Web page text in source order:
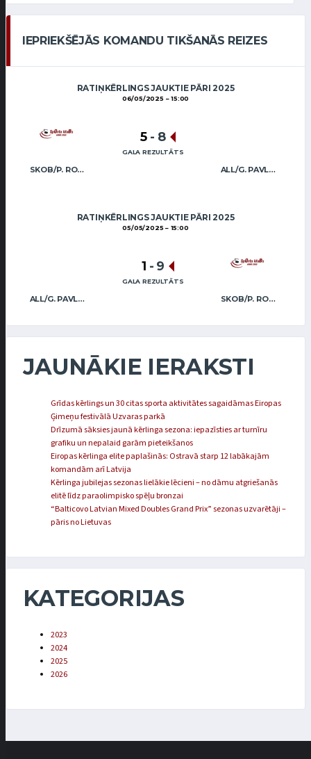
IEPRIEKŠĒJĀS KOMANDU TIKŠANĀS REIZES
RATIŅKĒRLINGS JAUKTIE PĀRI 2025
06/05/2025 15:00
SKOB/P. ROŽKOVA A.LASMANS ALL/G. PAVLOVA M. VOREŅECKIS
5 - 8
GALA REZULTĀTS
RATIŅKĒRLINGS JAUKTIE PĀRI 2025
05/05/2025 15:00
ALL/G. PAVLOVA M. VOREŅECKIS SKOB/P. ROŽKOVA A.LASMANS
1 - 9
GALA REZULTĀTS
JAUNĀKIE IERAKSTI
Grīdas kērlings un 30 citas sporta aktivitātes sagaidāmas Eiropas
Ģimeņu festivālā Uzvaras parkā
Drīzumā sāksies jaunā kērlinga sezona: iepazīsties ar turnīru
grafiku un nepalaid garām pieteikšanos
Eiropas kērlinga elite paplašinās: Ostravā starp 12 labākajām
komandām arī Latvija
Kērlinga jubilejas sezonas lielākie lēcieni – no dāmu atgriešanās
elitē līdz paraolimpisko spēļu bronzai
“Balticovo Latvian Mixed Doubles Grand Prix” sezonas uzvarētāji –
pāris no Lietuvas
KATEGORIJAS
2023
2024
2025
2026